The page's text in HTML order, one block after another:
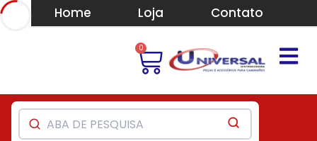
Home Loja Contato
0